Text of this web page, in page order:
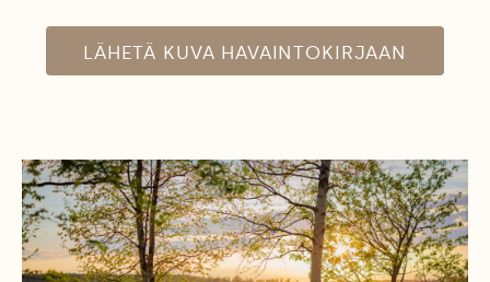
LÄHETÄ KUVA HAVAINTOKIRJAAN